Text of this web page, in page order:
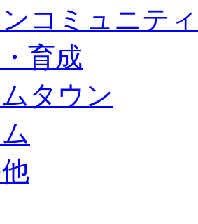
ッフ
ス
ラディーア）
集
ティ
クト
コミュニティ
育成
タウン